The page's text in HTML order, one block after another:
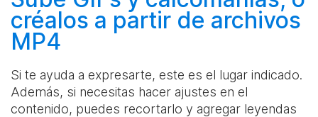
créalos a partir de archivos
MP4
Si te ayuda a expresarte, este es el lugar indicado.
Además, si necesitas hacer ajustes en el
contenido, puedes recortarlo y agregar leyendas